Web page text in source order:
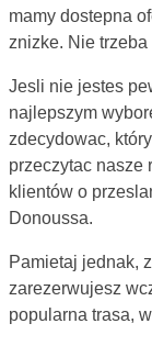
mamy dostepna
znizke. Nie
Jesli nie jestes
najlepszym
zdecydowac,
przeczytac nasze
klientów o
Donoussa.
Pamietaj jednak,
zarezerwujesz
popularna trasa,